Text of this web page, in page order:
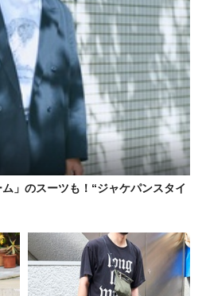
」のスーツも！“ジャケパンスタイ